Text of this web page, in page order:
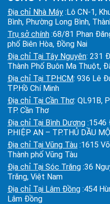
Địa chỉ Nhà Máy :Lô CN-1,
Bình, Phường Long Bình,
Trụ sở chính :68/81 Phan
phố Biên Hòa, Đồng Nai
Địa chỉ Tại Tây Nguyên: 231
Thành Phố Buôn Ma Thuột,
Địa chỉ Tại TPHCM: 936 Lê
TP.Hồ Chí Minh
Địa chỉ Tại Cần Thơ: QL91B,
TP. Cần Thơ
Địa chỉ Tại Bình Dương :1546
P.HIỆP AN – TP.THỦ DẦU
Địa chỉ Tại Vũng Tàu :1615
Thành phố Vũng Tàu
Địa chỉ Tại Sóc Trăng :36
Trăng, Việt Nam
Địa chỉ Tại Lâm Đồng :454
Lâm Đồng